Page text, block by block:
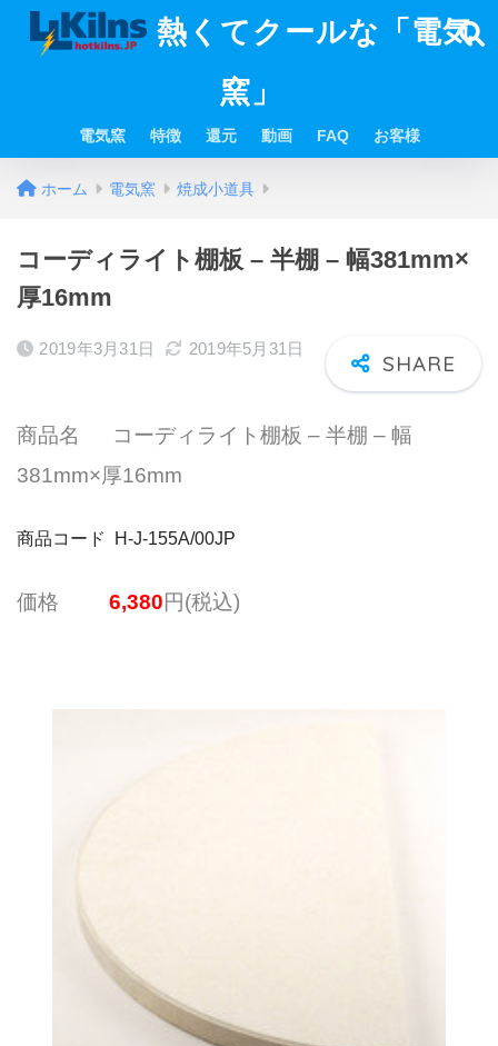
熱くてクールな「電気
窯」
電気窯 特徴 還元 動画 FAQ お客様
ホーム 電気窯 焼成小道具
コーディライト棚板 – 半棚 – 幅381mm×
厚16mm
2019年3月31日 2019年5月31日
商品名 コーディライト棚板 – 半棚 – 幅
381mm×厚16mm
商品コード H-J-155A/00JP
価格 6,380円(税込)